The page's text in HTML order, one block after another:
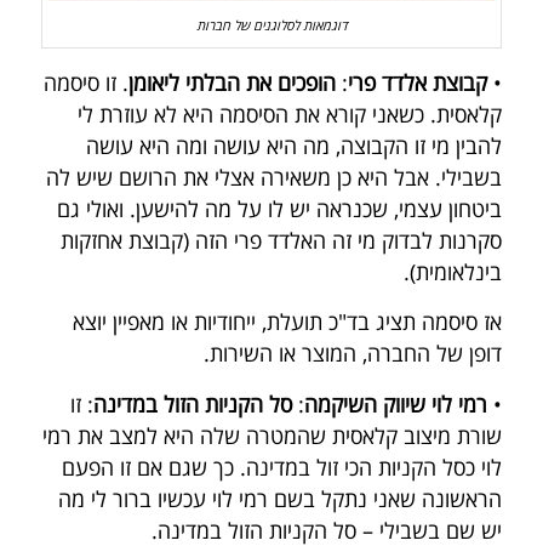
דוגמאות לסלוגנים של חברות
•קבוצת אלדד פרי: הופכים את הבלתי ליאומן. זו סיסמה
קלאסית. כשאני קורא את הסיסמה היא לא עוזרת לי
להבין מי זו הקבוצה, מה היא עושה ומה היא עושה
בשבילי. אבל היא כן משאירה אצלי את הרושם שיש לה
ביטחון עצמי, שכנראה יש לו על מה להישען. ואולי גם
סקרנות לבדוק מי זה האלדד פרי הזה (קבוצת אחזקות
בינלאומית).
אז סיסמה תציג בד"כ תועלת, ייחודיות או מאפיין יוצא
דופן של החברה, המוצר או השירות.
• רמי לוי שיווק השיקמה:סל הקניות הזול במדינה: זו
שורת מיצוב קלאסית שהמטרה שלה היא למצב את רמי
לוי כסל הקניות הכי זול במדינה. כך שגם אם זו הפעם
הראשונה שאני נתקל בשם רמי לוי עכשיו ברור לי מה
יש שם בשבילי – סל הקניות הזול במדינה.